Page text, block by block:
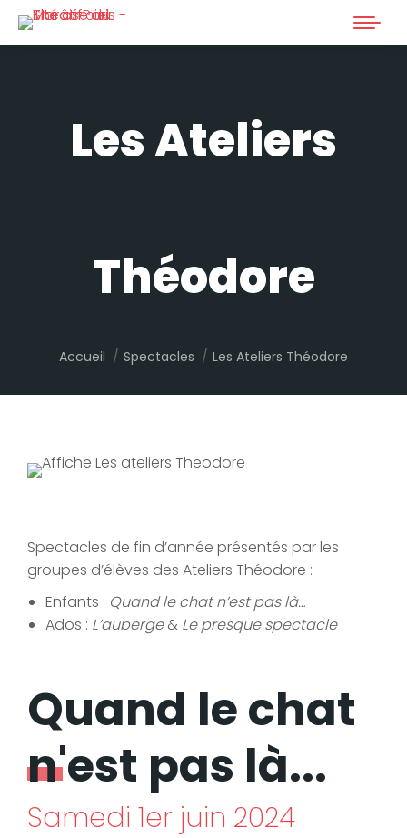
Les Ateliers
Théodore
Vous êtes ici :
Accueil Spectacles Les Ateliers Théodore
Spectacles de fin d’année présentés par les
groupes d’élèves des Ateliers Théodore :
Enfants : Quand le chat n’est pas là…
Ados : L’auberge& Le presque spectacle
Quand le chat
n'est pas là...
Samedi 1er juin 2024